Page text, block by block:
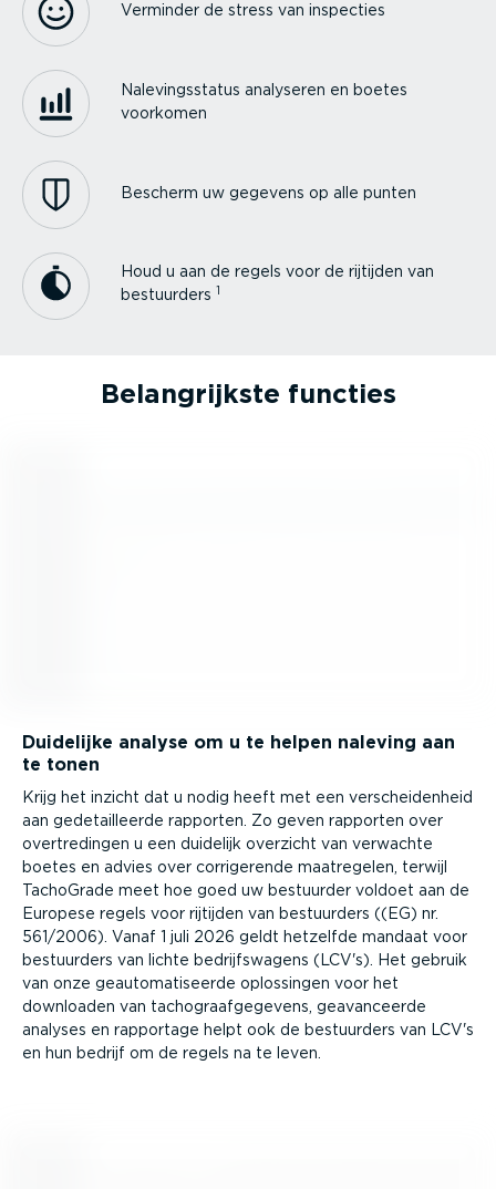
Verminder de stress van inspecties
Nalevings­status analyseren en boetes
voorkomen
Bescherm uw gegevens op alle punten
Houd u aan de regels voor de rijtijden van
bestuurders 1
Belang­rijkste functies
Duidelijke analyse om u te helpen naleving aan
te tonen
Krijg het inzicht dat u nodig heeft met een verschei­denheid
aan gedetail­leerde rapporten. Zo geven rapporten over
overtre­dingen u een duidelijk overzicht van verwachte
boetes en advies over corri­ge­rende maatregelen, terwijl
TachoGrade meet hoe goed uw bestuurder voldoet aan de
Europese regels voor rijtijden van bestuurders ((EG) nr.
561/2006). Vanaf 1 juli 2026 geldt hetzelfde mandaat voor
bestuurders van lichte bedrijfs­wagens (LCV's). Het gebruik
van onze geauto­ma­ti­seerde oplossingen voor het
downloaden van tacho­graaf­ge­gevens, geavan­ceerde
analyses en rapportage helpt ook de bestuurders van LCV's
en hun bedrijf om de regels na te leven.